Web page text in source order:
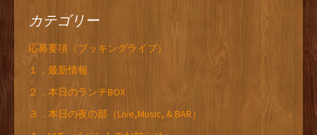
カテゴリー
応募要項（ブッキングライブ）
１．最新情報
２．本日のランチBOX
３．本日の夜の部（Live,Music, & BAR）